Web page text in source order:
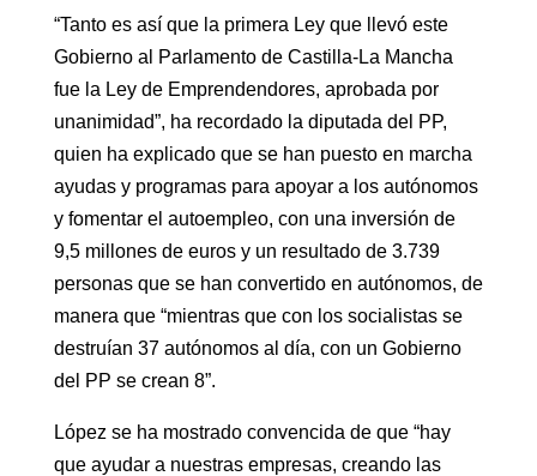
“Tanto es así que la primera Ley que llevó este
Gobierno al Parlamento de Castilla-La Mancha
fue la Ley de Emprendendores, aprobada por
unanimidad”, ha recordado la diputada del PP,
quien ha explicado que se han puesto en marcha
ayudas y programas para apoyar a los autónomos
y fomentar el autoempleo, con una inversión de
9,5 millones de euros y un resultado de 3.739
personas que se han convertido en autónomos, de
manera que “mientras que con los socialistas se
destruían 37 autónomos al día, con un Gobierno
del PP se crean 8”.
López se ha mostrado convencida de que “hay
que ayudar a nuestras empresas, creando las